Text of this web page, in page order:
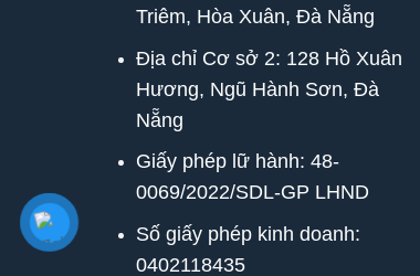
Triêm, Hòa Xuân, Đà Nẵng
Địa chỉ Cơ sở 2: 128 Hồ Xuân
Hương, Ngũ Hành Sơn, Đà
Nẵng
Giấy phép lữ hành: 48-
0069/2022/SDL-GP LHND
Số giấy phép kinh doanh:
0402118435